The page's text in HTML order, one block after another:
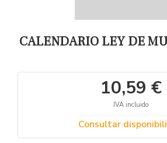
CALENDARIO LEY DE
10,59 €
IVA incluido
Consultar